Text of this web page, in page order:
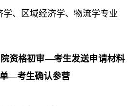
学、区域经济学、物流学专业
资格初审—考生发送申请材料
—考生确认参营